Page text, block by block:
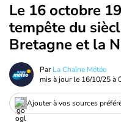
Le 16 octobre
tempête du
Bretagne et la
ParLa Chaîne Météo
mis à jour le 16/10/25 à
Ajouter à vos sources